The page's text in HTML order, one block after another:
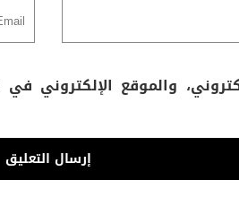
والموقع الإلكتروني